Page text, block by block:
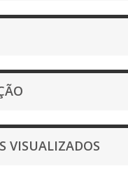
VISUALIZADOS